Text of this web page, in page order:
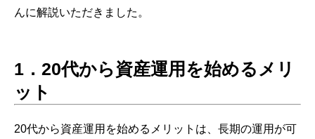
んに解説いただきました。
1 ． 20代から資産運用を始めるメリ
ット
20代から資産運用を始めるメリットは、長期の運用が可